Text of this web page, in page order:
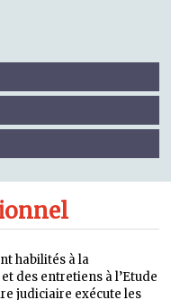
habilités à la
des entretiens à l’Etude
judiciaire exécute les